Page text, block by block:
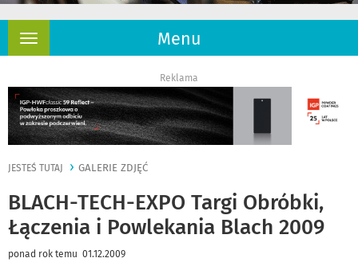
Menu
Rozwiń
Reklama
JESTEŚ TUTAJ GALERIE ZDJĘĆ
BLACH-TECH-EXPO Targi Obróbki,
Łączenia i Powlekania Blach 2009
ponad rok temu 01.12.2009